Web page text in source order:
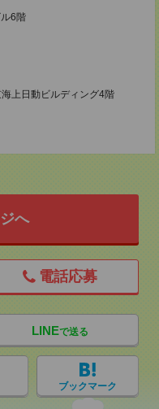
6階
上日動ビルディング4階
へ
電話応募
LINEで送る
ブックマーク